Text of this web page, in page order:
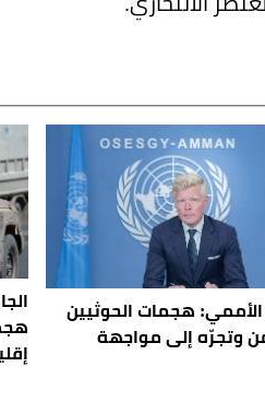
هجمات الحوثيين
وتجرّه إلى مواجهة